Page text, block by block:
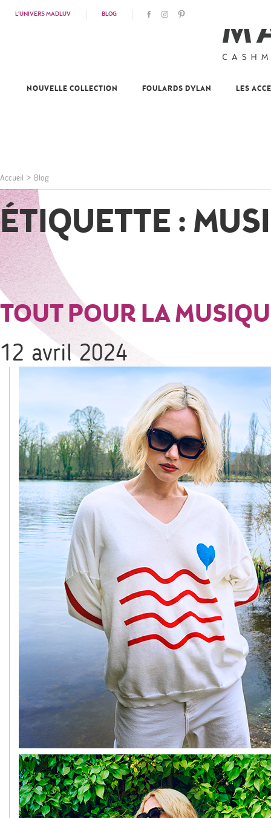
L'UNIVERS MADLUV BLOG
NOUVELLE COLLECTION FOULARDS DYLAN LES
Accueil > Blog
ÉTIQUETTE :
TOUT POUR LA
12 avril 2024